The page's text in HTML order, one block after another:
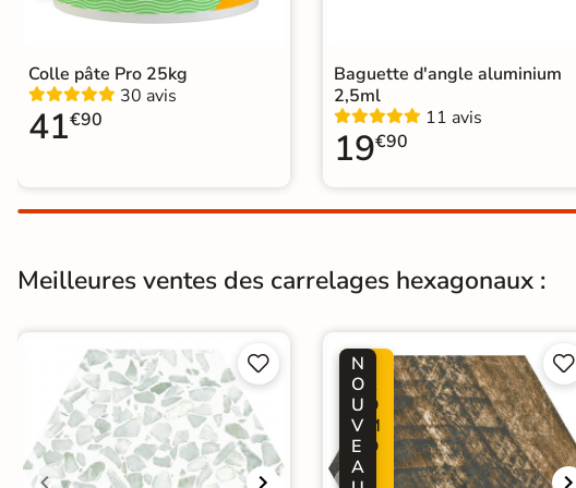
Catégories
Carrelage hexagonal et nid d'abeille
Colle pâte Pro 25kg
30 avis
41€90
Baguette d'angle aluminium
2,5ml
11 avis
19€90
Meilleures ventes des carrelages hexagonaux :


P
R
O
M
O
N
O
U
V
E
A

